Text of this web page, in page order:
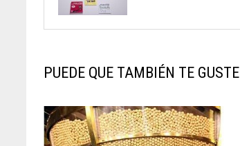
PUEDE QUE TAMBIÉN TE GUSTE